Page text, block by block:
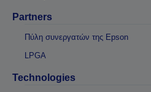
Partners
Πύλη συνεργατών της Epson
LPGA
Technologies